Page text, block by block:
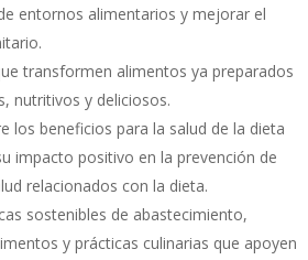
entornos alimentarios y mejorar el
transformen alimentos ya preparados
nutritivos y deliciosos.
los beneficios para la salud de la dieta
impacto positivo en la prevención de
relacionados con la dieta.
sostenibles de abastecimiento,
y prácticas culinarias que apoyen